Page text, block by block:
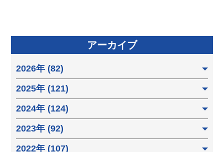
アーカイブ
2026年 (82)
2025年 (121)
2024年 (124)
2023年 (92)
2022年 (107)